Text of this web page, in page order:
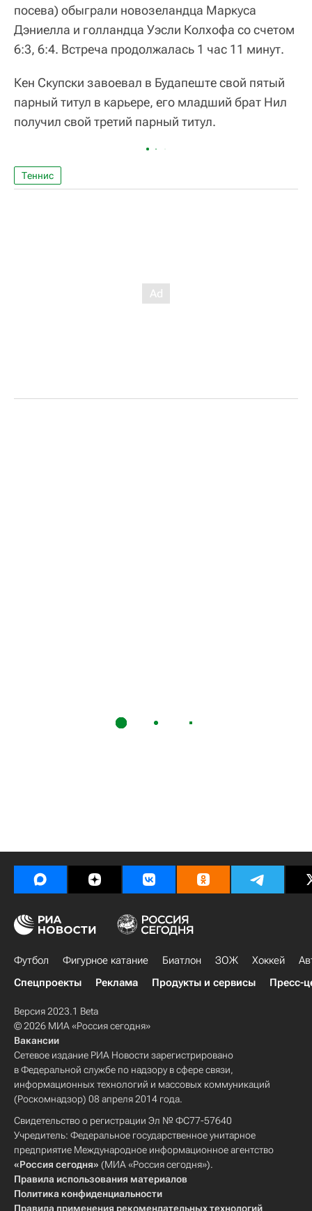
посева) обыграли новозеландца Маркуса
Дэниелла и голландца Уэсли Колхофа со счетом
6:3, 6:4. Встреча продолжалась 1 час 11 минут.
Кен Скупски завоевал в Будапеште свой пятый
парный титул в карьере, его младший брат Нил
получил свой третий парный титул.
Теннис
Футбол Фигурное катание Биатлон ЗОЖ Хоккей
Спецпроекты
Реклама Продукты и сервисы Пресс-
Версия 2023.1 Beta
© 2026 МИА «Россия сегодня»
Вакансии
Сетевое издание РИА Новости зарегистрировано
в Федеральной службе по надзору в сфере связи,
информационных технологий и массовых коммуникаций
(Роскомнадзор) 08 апреля 2014 года.
Свидетельство о регистрации Эл № ФС77-57640
Учредитель: Федеральное государственное унитарное
предприятие Международное информационное агентство
«Россия сегодня» (МИА «Россия сегодня»).
Правила использования материалов
Политика конфиденциальности
Правила применения рекомендательных технологий